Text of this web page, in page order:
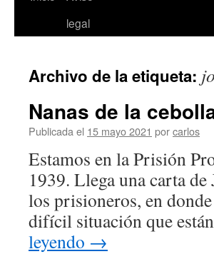
legal
Archivo de la etiqueta:
Nanas de la
Publicada el 15 mayo 2021 porcarlos
Estamos en la Prisión
1939. Llega una carta
los prisioneros, en
difícil situación que
leyendo →